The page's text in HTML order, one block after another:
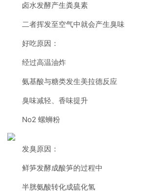
卤水发酵产生粪臭素
二者挥发至空气中就会产生臭味
好吃原因：
经过高温油炸
氨基酸与糖类发生美拉德反应
臭味减轻、香味提升
No2 螺蛳粉
发臭原因：
鲜笋发酵成酸笋的过程中
半胱氨酸转化成硫化氢